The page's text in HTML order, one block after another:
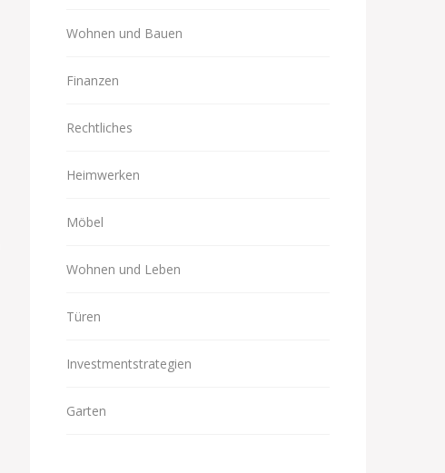
Wohnen und Bauen
Finanzen
Rechtliches
Heimwerken
Möbel
Wohnen und Leben
Türen
Investmentstrategien
Garten